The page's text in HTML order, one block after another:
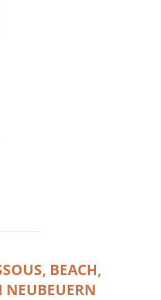
BEACH,